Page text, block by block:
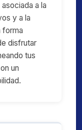
a la
y a la
forma
disfrutar
tus
un